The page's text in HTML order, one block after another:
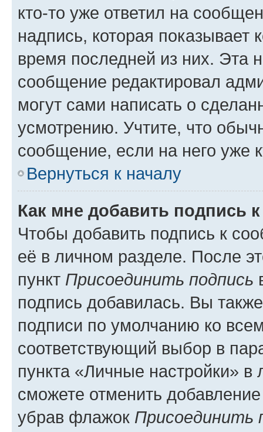
кто-то уже ответил на
надпись, которая показывает
время последней из них. Эта
сообщение редактировал
могут сами написать о
усмотрению. Учтите, что
сообщение, если на него уже
Вернуться к началу
Как мне добавить подпись
Чтобы добавить подпись к
её в личном разделе. После
пункт Присоединить подпись
подпись добавилась. Вы
подписи по умолчанию ко
соответствующий выбор в
пункта «Личные настройки»
сможете отменить
убрав флажок Присоединить